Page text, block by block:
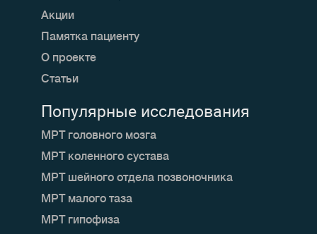
Акции
Памятка пациенту
О проекте
Статьи
Популярные исследования
МРТ головного мозга
МРТ коленного сустава
МРТ шейного отдела позвоночника
МРТ малого таза
МРТ гипофиза